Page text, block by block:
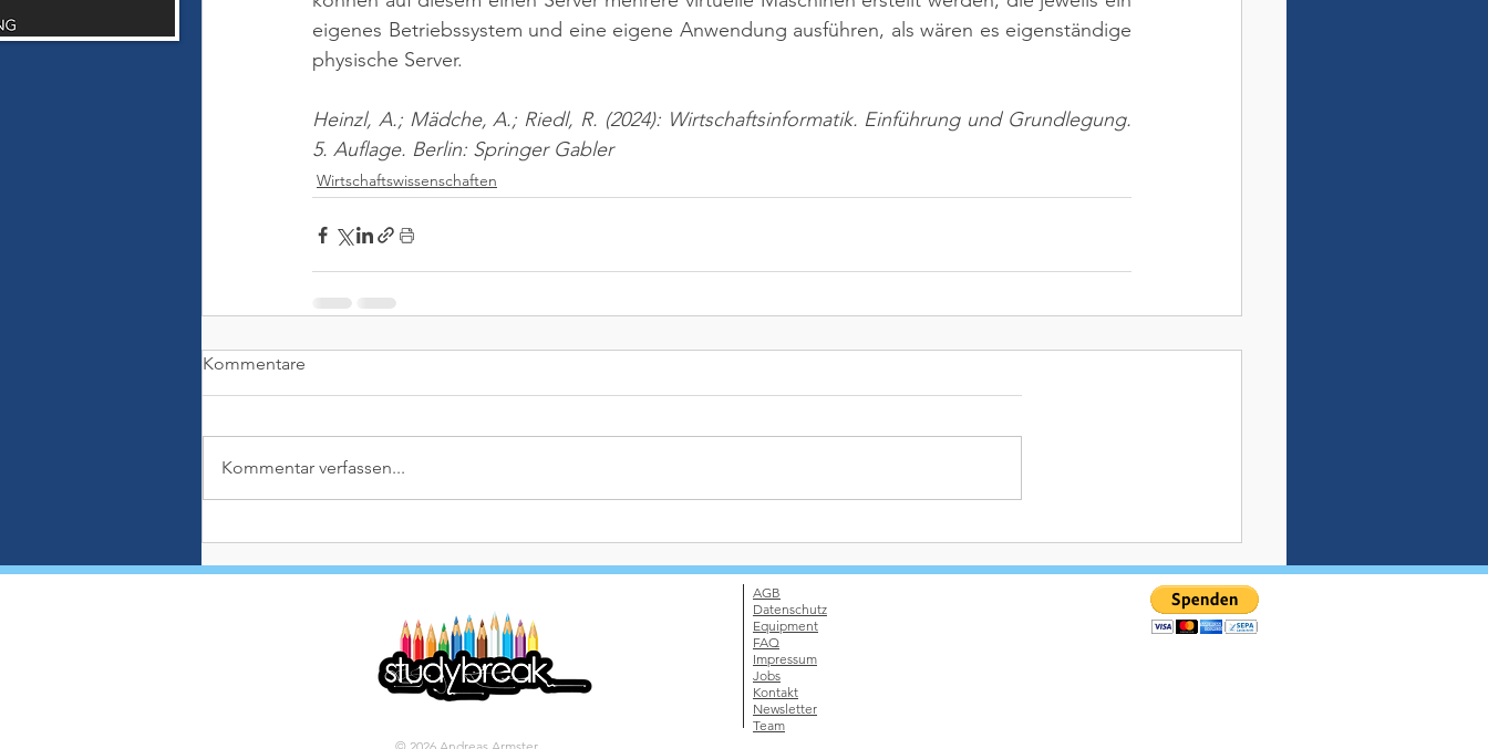
eigenes Betriebssystem und eine eigene Anwendung ausführen, als wären es eigenständige
physische Server.
Heinzl, A.; Mädche, A.; Riedl, R. (2024): Wirtschaftsinformatik. Einführung und Grundlegung.
5. Auflage. Berlin: Springer Gabler
Wirtschaftswissenschaften
Kommentare
Kommentar verfassen...
AGB
Datenschutz
Equipment
FAQ
Impressum
Jobs
Kontakt
Newsletter
Team